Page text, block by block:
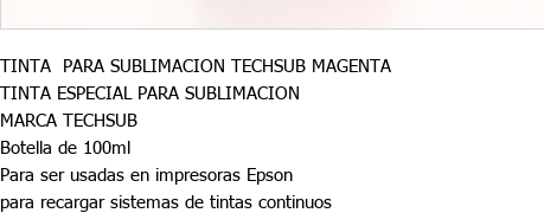
TINTA PARA SUBLIMACION TECHSUB MAGENTA
TINTA ESPECIAL PARA SUBLIMACION
MARCA TECHSUB
Botella de 100ml
Para ser usadas en impresoras Epson
para recargar sistemas de tintas continuos